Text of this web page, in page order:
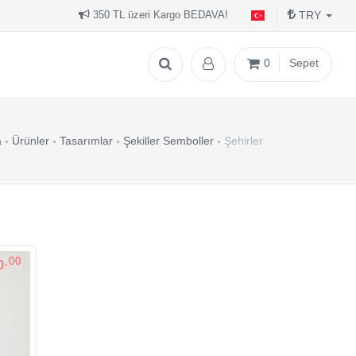
350 TL üzeri Kargo BEDAVA! TRY
0 Sepet
Ürünler Tasarımlar Şekiller Semboller Şehirler
,00